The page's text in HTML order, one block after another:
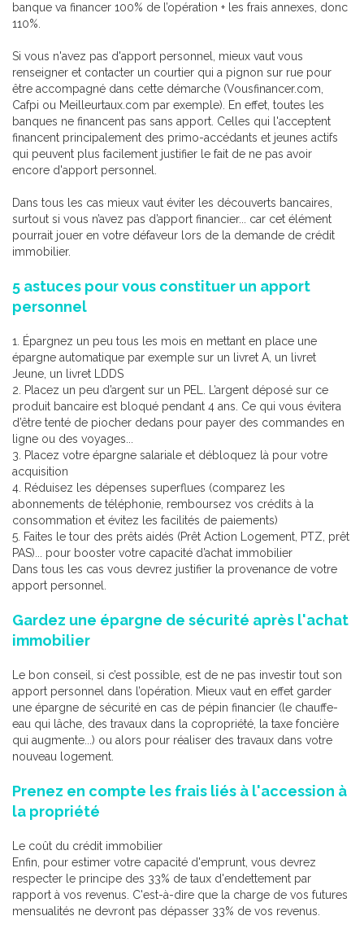
banque va financer 100% de l’opération + les frais annexes, donc
110%.
Si vous n'avez pas d'apport personnel, mieux vaut vous
renseigner et contacter un courtier qui a pignon sur rue pour
être accompagné dans cette démarche (Vousfinancer.com,
Cafpi ou Meilleurtaux.com par exemple). En effet, toutes les
banques ne financent pas sans apport. Celles qui l'acceptent
financent principalement des primo-accédants et jeunes actifs
qui peuvent plus facilement justifier le fait de ne pas avoir
encore d'apport personnel.
Dans tous les cas mieux vaut éviter les découverts bancaires,
surtout si vous n’avez pas d’apport financier... car cet élément
pourrait jouer en votre défaveur lors de la demande de crédit
immobilier.
5 astuces pour vous constituer un apport
personnel
1. Épargnez un peu tous les mois en mettant en place une
épargne automatique par exemple sur un livret A, un livret
Jeune, un livret LDDS
2. Placez un peu d’argent sur un PEL. L’argent déposé sur ce
produit bancaire est bloqué pendant 4 ans. Ce qui vous évitera
d’être tenté de piocher dedans pour payer des commandes en
ligne ou des voyages...
3. Placez votre épargne salariale et débloquez là pour votre
acquisition
4. Réduisez les dépenses superflues (comparez les
abonnements de téléphonie, remboursez vos crédits à la
consommation et évitez les facilités de paiements)
5. Faites le tour des prêts aidés (Prêt Action Logement, PTZ, prêt
PAS)... pour booster votre capacité d’achat immobilier
Dans tous les cas vous devrez justifier la provenance de votre
apport personnel.
Gardez une épargne de sécurité après l'achat
immobilier
Le bon conseil, si c’est possible, est de ne pas investir tout son
apport personnel dans l’opération. Mieux vaut en effet garder
une épargne de sécurité en cas de pépin financier (le chauffe-
eau qui lâche, des travaux dans la copropriété, la taxe foncière
qui augmente...) ou alors pour réaliser des travaux dans votre
nouveau logement.
Prenez en compte les frais liés à l'accession à
la propriété
Le coût du crédit immobilier
Enfin, pour estimer votre capacité d'emprunt, vous devrez
respecter le principe des 33% de taux d'endettement par
rapport à vos revenus. C'est-à-dire que la charge de vos futures
mensualités ne devront pas dépasser 33% de vos revenus.